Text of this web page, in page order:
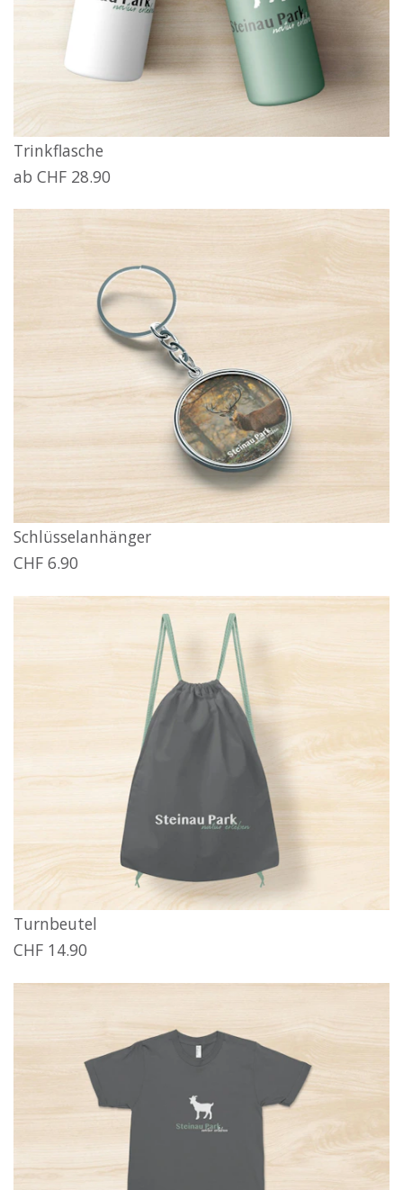
Trinkflasche
ab CHF 28.90
Schlüsselanhänger
CHF 6.90
Turnbeutel
CHF 14.90